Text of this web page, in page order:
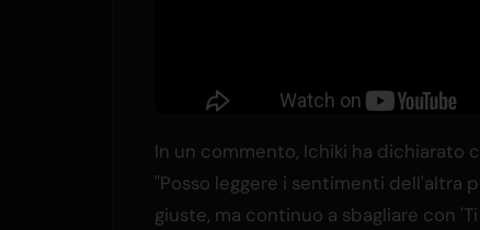
In un commento, Ichiki ha dichiarato
"Posso leggere i sentimenti dell'altra
giuste, ma continuo a sbagliare con 'Ti